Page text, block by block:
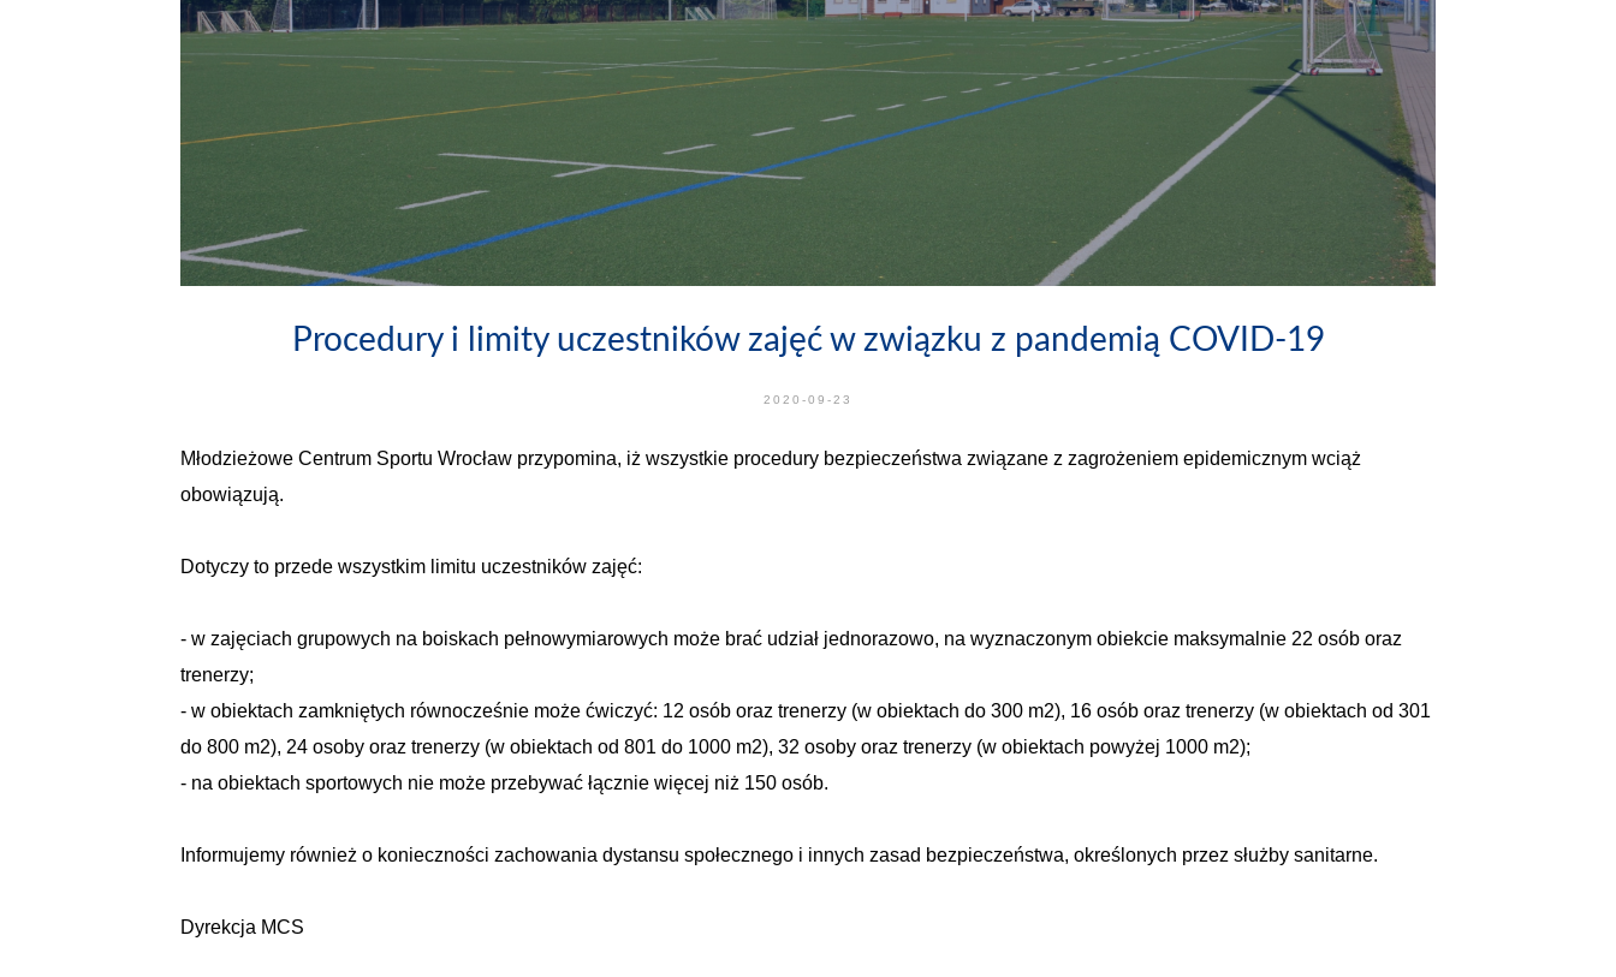
Procedury i limity uczestników zajęć w związku z pandemią COVID-19
2020-09-23
Młodzieżowe Centrum Sportu Wrocław przypomina, iż wszystkie procedury bezpieczeństwa związane z zagrożeniem epidemicznym wciąż
obowiązują.
Dotyczy to przede wszystkim limitu uczestników zajęć:
- w zajęciach grupowych na boiskach pełnowymiarowych może brać udział jednorazowo, na wyznaczonym obiekcie maksymalnie 22 osób oraz
trenerzy;
- w obiektach zamkniętych równocześnie może ćwiczyć: 12 osób oraz trenerzy (w obiektach do 300 m2), 16 osób oraz trenerzy (w obiektach od 301
do 800 m2), 24 osoby oraz trenerzy (w obiektach od 801 do 1000 m2), 32 osoby oraz trenerzy (w obiektach powyżej 1000 m2);
- na obiektach sportowych nie może przebywać łącznie więcej niż 150 osób.
Informujemy również o konieczności zachowania dystansu społecznego i innych zasad bezpieczeństwa, określonych przez służby sanitarne.
Dyrekcja MCS